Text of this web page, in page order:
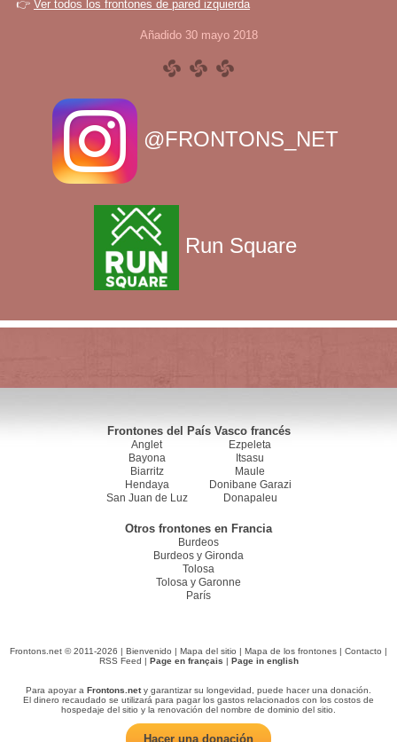
👉 Ver todos los frontones de pared izquierda
Añadido 30 mayo 2018
@FRONTONS_NET
Run Square
Frontones del País Vasco francés
Anglet
Bayona
Biarritz
Hendaya
San Juan de Luz
Ezpeleta
Itsasu
Maule
Donibane Garazi
Donapaleu
Otros frontones en Francia
Burdeos
Burdeos y Gironda
Tolosa
Tolosa y Garonne
París
Frontons.net © 2011-2026 | Bienvenido | Mapa del sitio | Mapa de los frontones | Contacto |
RSS Feed | Page en français | Page in english
Para apoyar a Frontons.nety garantizar su longevidad, puede hacer una donación.
El dinero recaudado se utilizará para pagar los gastos relacionados con los costos de
hospedaje del sitio y la renovación del nombre de dominio del sitio.
Hacer una donación